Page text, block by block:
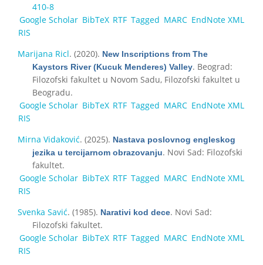
410-8
Google Scholar BibTeX RTF Tagged MARC EndNote XML
RIS
Marijana Ricl. (2020). New Inscriptions from The
Kaystors River (Kucuk Menderes) Valley. Beograd:
Filozofski fakultet u Novom Sadu, Filozofski fakultet u
Beogradu.
Google Scholar BibTeX RTF Tagged MARC EndNote XML
RIS
Mirna Vidaković. (2025). Nastava poslovnog engleskog
jezika u tercijarnom obrazovanju. Novi Sad: Filozofski
fakultet.
Google Scholar BibTeX RTF Tagged MARC EndNote XML
RIS
Svenka Savić. (1985). Narativi kod dece. Novi Sad:
Filozofski fakultet.
Google Scholar BibTeX RTF Tagged MARC EndNote XML
RIS